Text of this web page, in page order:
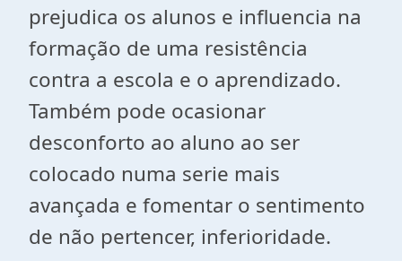
prejudica os alunos e influencia na
formação de uma resistência
contra a escola e o aprendizado.
Também pode ocasionar
desconforto ao aluno ao ser
colocado numa serie mais
avançada e fomentar o sentimento
de não pertencer, inferioridade.